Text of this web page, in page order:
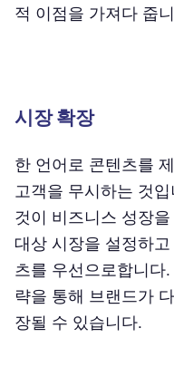
적 이점을 가져다 줍
시장 확장
한 언어로 콘텐츠를
고객을 무시하는 것
것이 비즈니스 성장
대상 시장을 설정하
츠를 우선으로합니다
략을 통해 브랜드가
장될 수 있습니다.